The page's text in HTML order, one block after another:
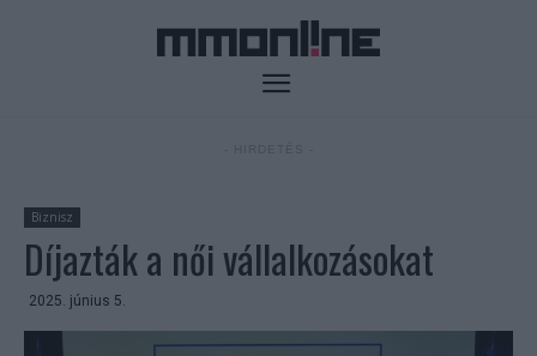
Biznisz
Díjazták a női vállalkozásokat
2025. június 5.